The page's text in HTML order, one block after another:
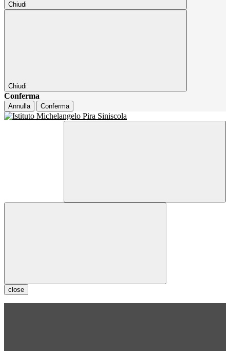
Chiudi
Chiudi
Conferma
Annulla Conferma
close